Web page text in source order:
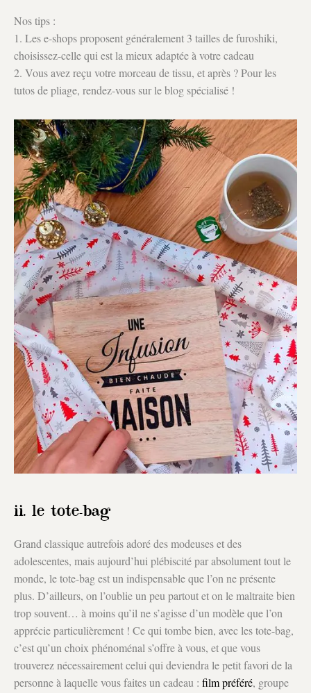
Nos tips :
1. Les e-shops proposent généralement 3 tailles de furoshiki,
choisissez-celle qui est la mieux adaptée à votre cadeau
2. Vous avez reçu votre morceau de tissu, et après ? Pour les
tutos de pliage, rendez-vous sur le blog spécialisé !
ii. le tote-bag
Grand classique autrefois adoré des modeuses et des
adolescentes, mais aujourd’hui plébiscité par absolument tout le
monde, le tote-bag est un indispensable que l’on ne présente
plus. D’ailleurs, on l’oublie un peu partout et on le maltraite bien
trop souvent… à moins qu’il ne s’agisse d’un modèle que l’on
apprécie particulièrement ! Ce qui tombe bien, avec les tote-bag,
c’est qu’un choix phénoménal s’offre à vous, et que vous
trouverez nécessairement celui qui deviendra le petit favori de la
personne à laquelle vous faites un cadeau : film préféré, groupe